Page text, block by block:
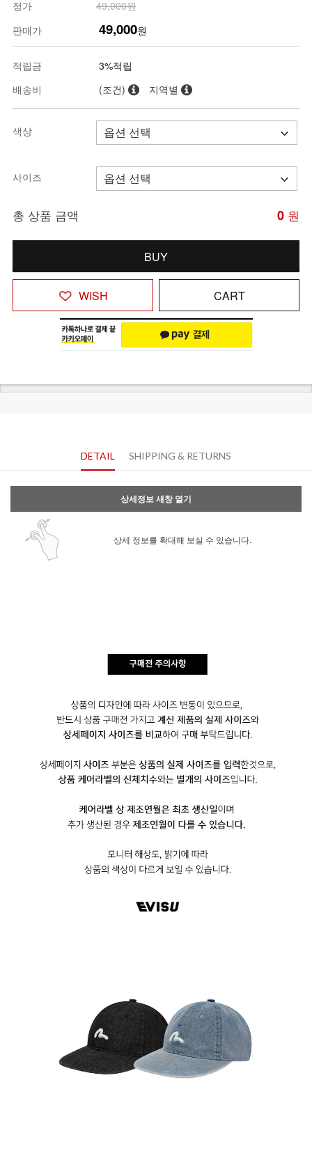
정가
49,000원
판매가
49,000원
적립금
3%적립
배송비
(조건) 지역별
색상
사이즈
총 상품 금액 0 원
BUY
WISH CART
DETAIL SHIPPING & RETURNS
상세정보 새창 열기
상세 정보를 확대해 보실 수 있습니다.